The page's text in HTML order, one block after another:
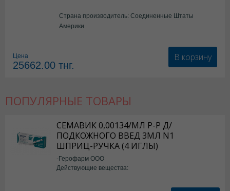
Страна производитель: Соединенные Штаты
Америки
Цена
25662.00 тнг.
В корзину
ПОПУЛЯРНЫЕ ТОВАРЫ
СЕМАВИК 0,00134/МЛ Р-Р Д/
ПОДКОЖНОГО ВВЕД 3МЛ N1
ШПРИЦ-РУЧКА (4 ИГЛЫ)
-Герофарм ООО
Действующие вещества: